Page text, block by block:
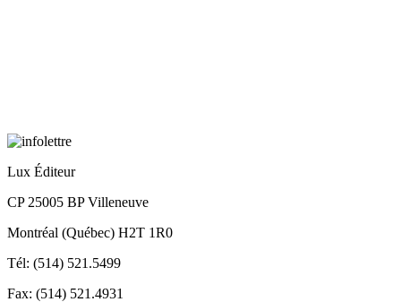
Lux Éditeur
CP 25005 BP Villeneuve
Montréal (Québec) H2T 1R0
Tél: (514) 521.5499
Fax: (514) 521.4931